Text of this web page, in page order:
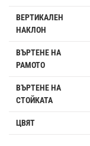
ВЕРТИКАЛЕН
НАКЛОН
ВЪРТЕНЕ НА
РАМОТО
ВЪРТЕНЕ НА
СТОЙКАТА
ЦВЯТ